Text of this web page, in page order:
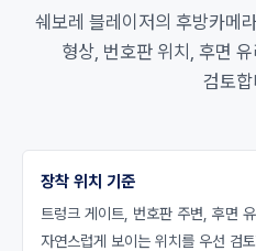
쉐보레 블레이저의 후방카메
형상, 번호판 위치, 후면
검토
장착 위치 기준
트렁크 게이트, 번호판 주변, 후면
자연스럽게 보이는 위치를 우선 검